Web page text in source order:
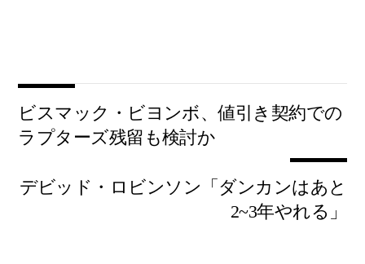
ビスマック・ビヨンボ、値引き契約での
ラプターズ残留も検討か
デビッド・ロビンソン「ダンカンはあと
2~3年やれる」